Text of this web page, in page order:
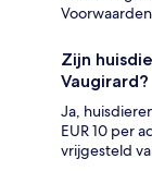
Zijn
Vaugirard?
Ja,
EUR 10 per
vrijgesteld